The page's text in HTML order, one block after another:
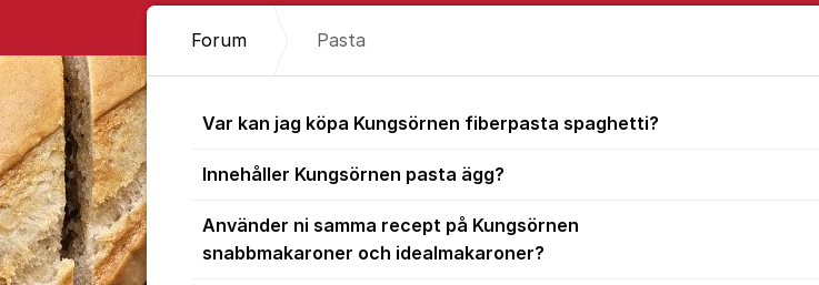
Forum Pasta
Pasta
Var kan jag köpa Kungsörnen fiberpasta spaghetti?
Innehåller Kungsörnen pasta ägg?
Använder ni samma recept på Kungsörnen
snabbmakaroner och idealmakaroner?